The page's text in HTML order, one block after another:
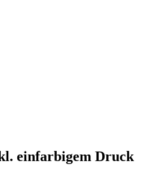
einfarbigem Druck